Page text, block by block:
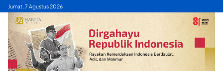
Skip
content
Jumat, 7 Agustus 2026